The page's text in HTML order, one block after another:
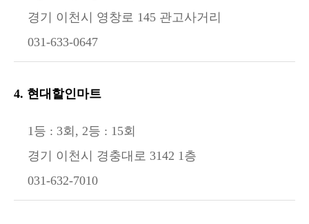
경기 이천시 영창로 145 관고사거리
031-633-0647
4. 현대할인마트
1등 : 3회, 2등 : 15회
경기 이천시 경충대로 3142 1층
031-632-7010